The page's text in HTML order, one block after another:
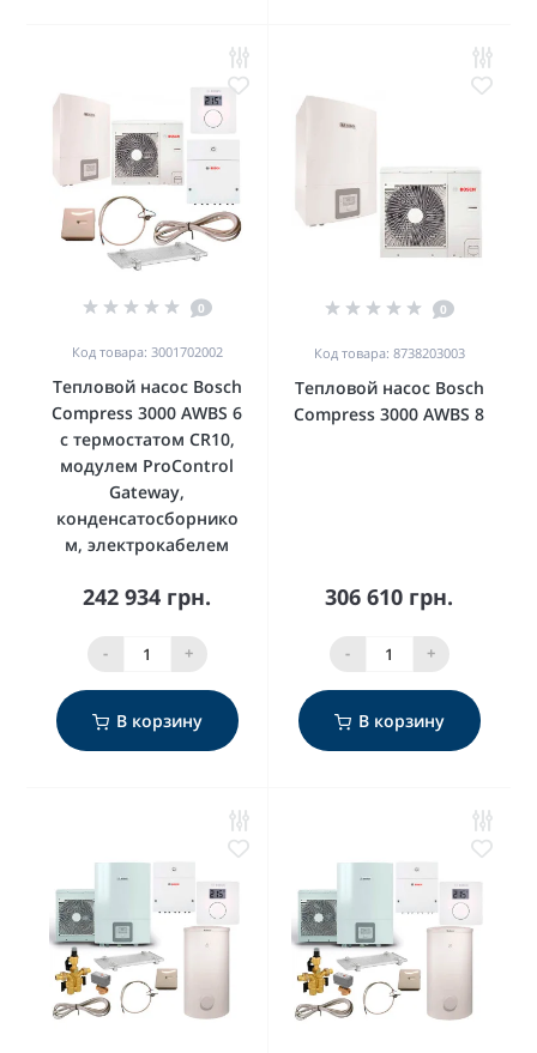
0
Код товара: 3001702002
Тепловой насос Bosch
Compress 3000 AWBS 6
с термостатом CR10,
модулем ProControl
Gateway,
конденсатосборнико
м, электрокабелем
242 934 грн.
- +
В корзину
0
Код товара: 8738203003
Тепловой насос Bosch
Compress 3000 AWBS 8
306 610 грн.
- +
В корзину